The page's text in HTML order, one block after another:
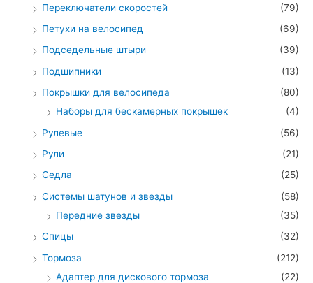
Переключатели скоростей
(79)
Петухи на велосипед
(69)
Подседельные штыри
(39)
Подшипники
(13)
Покрышки для велосипеда
(80)
Наборы для бескамерных покрышек
(4)
Рулевые
(56)
Рули
(21)
Седла
(25)
Системы шатунов и звезды
(58)
Передние звезды
(35)
Спицы
(32)
Тормоза
(212)
Адаптер для дискового тормоза
(22)